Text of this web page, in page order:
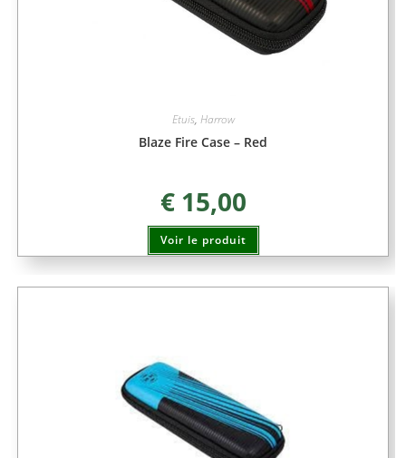
Etuis, Harrow
Blaze Fire Case – Red
€15,00
Voir le produit